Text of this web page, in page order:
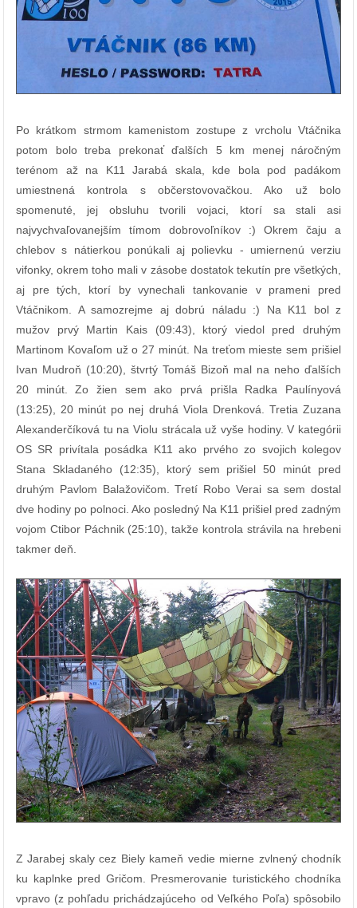
Po krátkom strmom kamenistom zostupe z vrcholu Vtáčnika
potom bolo treba prekonať ďalších 5 km menej náročným
terénom až na K11 Jarabá skala, kde bola pod padákom
umiestnená kontrola s občerstovovačkou. Ako už bolo
spomenuté, jej obsluhu tvorili vojaci, ktorí sa stali asi
najvychvaľovanejším tímom dobrovoľníkov :) Okrem čaju a
chlebov s nátierkou ponúkali aj polievku - umiernenú verziu
vifonky, okrem toho mali v zásobe dostatok tekutín pre všetkých,
aj pre tých, ktorí by vynechali tankovanie v prameni pred
Vtáčnikom. A samozrejme aj dobrú náladu :) Na K11 bol z
mužov prvý Martin Kais (09:43), ktorý viedol pred druhým
Martinom Kovaľom už o 27 minút. Na treťom mieste sem prišiel
Ivan Mudroň (10:20), štvrtý Tomáš Bizoň mal na neho ďalších
20 minút. Zo žien sem ako prvá prišla Radka Paulínyová
(13:25), 20 minút po nej druhá Viola Drenková. Tretia Zuzana
Alexanderčíková tu na Violu strácala už vyše hodiny. V kategórii
OS SR privítala posádka K11 ako prvého zo svojich kolegov
Stana Skladaného (12:35), ktorý sem prišiel 50 minút pred
druhým Pavlom Balažovičom. Tretí Robo Verai sa sem dostal
dve hodiny po polnoci. Ako posledný Na K11 prišiel pred zadným
vojom Ctibor Páchnik (25:10), takže kontrola strávila na hrebeni
takmer deň.
Z Jarabej skaly cez Biely kameň vedie mierne zvlnený chodník
ku kaplnke pred Gričom. Presmerovanie turistického chodníka
vpravo (z pohľadu prichádzajúceho od Veľkého Poľa) spôsobilo